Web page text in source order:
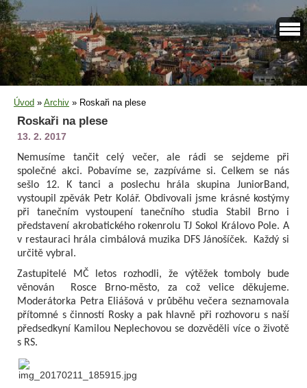
Úvod » Archiv » Roskaři na plese
Roskaři na plese
13. 2. 2017
Nemusíme tančit celý večer, ale rádi se sejdeme při
společné akci. Pobavíme se, zazpíváme si. Celkem se nás
sešlo 12. K tanci a poslechu hrála skupina JuniorBand,
vystoupil zpěvák Petr Kolář. Obdivovali jsme krásné kostýmy
při tanečním vystoupení tanečního studia Stabil Brno i
představení akrobatického rokenrolu TJ Sokol Královo Pole. A
v restauraci hrála cimbálová muzika DFS Jánošíček. Každý si
určitě vybral.
Zastupitelé MČ letos rozhodli, že výtěžek tomboly bude
věnován Rosce Brno-město, za což velice děkujeme.
Moderátorka Petra Eliášová v průběhu večera seznamovala
přítomné s činností Rosky a pak hlavně při rozhovoru s naší
předsedkyní Kamilou Neplechovou se dozvěděli více o životě
s RS.